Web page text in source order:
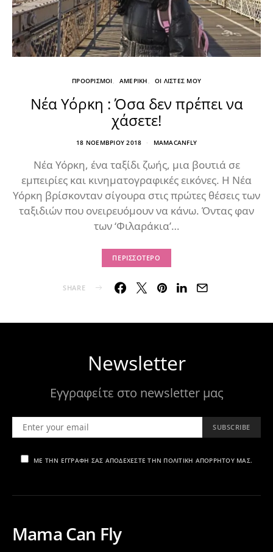
ΠΡΟΟΡΙΣΜΟΙ ΑΜΕΡΙΚΗ ΟΙ ΛΙΣΤΕΣ ΜΟΥ
Νέα Υόρκη : Όσα δεν πρέπει να
χάσετε!
18 ΝΟΕΜΒΡΊΟΥ 2018 MAMACANFLY
Νέα Υόρκη, ένα ταξίδι ζωής, μια βουτιά σε
εμπειρίες και κινηματογραφικές εικόνες. Η Νέα
Υόρκη βρίσκονταν σίγουρα στις πρώτες θέσεις των
ταξιδιών που ονειρευόμουν να κάνω. Όντας φαν
των ‘Φιλαράκια’…
ΠΕΡΙΣΣΌΤΕΡΟ
SHARE
Newsletter
Εγγραφείτε στο newsletter μας
SUBSCRIBE
ΜΕ ΤΗΝ ΕΓΓΡΑΦΉ ΣΑΣ ΑΠΟΔΈΧΕΣΤΕ ΤΗΝ ΠΟΛΙΤΙΚΉ ΑΠΟΡΡΉΤΟΥ ΜΑΣ.
Mama Can Fly